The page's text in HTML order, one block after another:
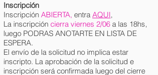
Inscripción
Inscripción ABIERTA, entra AQUI,
La inscripción cierra viernes 2/06 a las 18hs,
luego PODRAS ANOTARTE EN LISTA DE
ESPERA.
El envío de la solicitud no implica estar
inscripto. La aprobación de la solicitud e
inscripción será confirmada luego del cierre